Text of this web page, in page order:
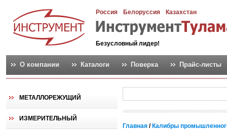
Россия Белоруссия Казахстан
Безусловный лидер!
О компании Каталоги Поверка Прайс-листы
МЕТАЛЛОРЕЖУЩИЙ
ИЗМЕРИТЕЛЬНЫЙ
Главная / Калибры